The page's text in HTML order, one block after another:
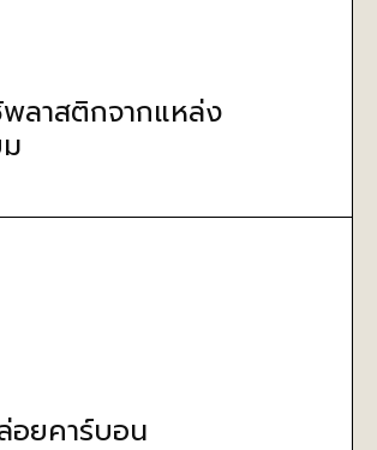
พลาสติกจากแหล่ง
อยคาร์บอน